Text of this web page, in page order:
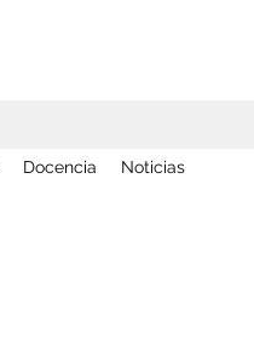
Docencia Noticias